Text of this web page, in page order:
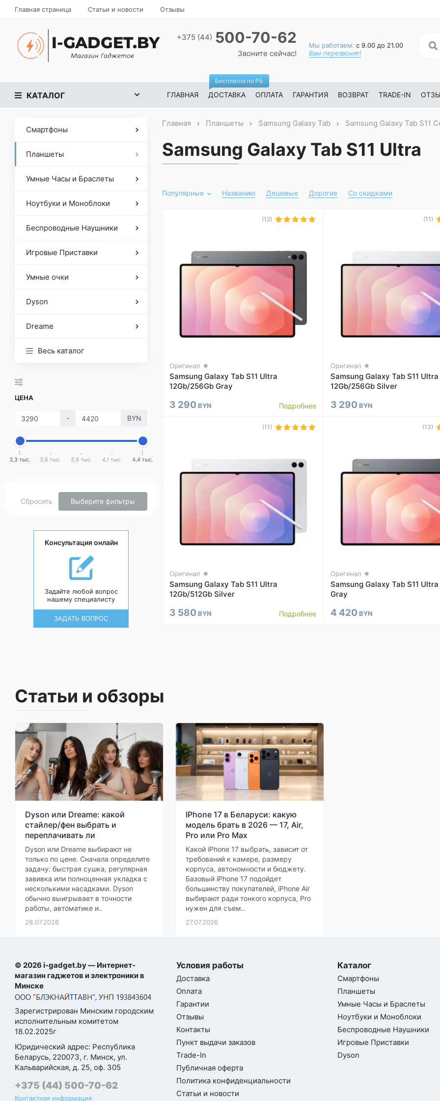
Главная страница Статьи и новости Отзывы
+375 (44) 500-70-62
Звоните сейчас!
Мы работаем: с 9.00 до 21.00
Вам перезвонят!
КАТАЛОГ ГЛАВНАЯ ДОСТАВКА
Бесплатно по РБ
ОПЛАТА ГАРАНТИЯ ВОЗВРАТ TRADE-IN
Смартфоны
Планшеты
Умные Часы и Браслеты
Ноутбуки и Моноблоки
Беспроводные Наушники
Игровые Приставки
Умные очки
Dyson
Dreame
Весь каталог
ЦЕНА
- BYN
3,3 тыс. 3,6 тыс. 3,9 тыс. 4,1 тыс. 4,4 тыс.
Сбросить Выберите фильтры
Консультация онлайн
Задайте любой вопрос
нашему специалисту
ЗАДАТЬ ВОПРОС
Главная Планшеты Samsung Galaxy Tab Samsung Galaxy Tab S11
Samsung Galaxy Tab S11 Ultra
Популярные Названию Дешевые Дорогие Со скидками
(12)
Оригинал ★
Samsung Galaxy Tab S11 Ultra
12Gb/256Gb Gray
3 290 BYN Подробнее
(11)
Оригинал ★
Samsung Galaxy Tab S11 Ultra
12Gb/256Gb Silver
3 290 BYN
(11)
Оригинал ★
Samsung Galaxy Tab S11 Ultra
12Gb/512Gb Silver
3 580 BYN Подробнее
(13)
Оригинал ★
Samsung Galaxy Tab S11
Gray
4 420 BYN
Статьи и обзоры
Dyson или Dreame: какой
стайлер/фен выбрать и
переплачивать ли
Dyson или Dreame выбирают не
только по цене. Сначала определите
задачу: быстрая сушка, регулярная
завивка или полноценная укладка с
несколькими насадками. Dyson
обычно выигрывает в точности
работы, автоматике и..
28.07.2026
IPhone 17 в Беларуси: какую
модель брать в 2026 — 17, Air,
Pro или Pro Max
Какой iPhone 17 выбрать, зависит от
требований к камере, размеру
корпуса, автономности и бюджету.
Базовый iPhone 17 подойдет
большинству покупателей, iPhone Air
выбирают ради тонкого корпуса, Pro
нужен для съем..
27.07.2026
© 2026 i-gadget.by — Интернет-
магазин гаджетов и электроники в
Минске
Зарегистрирован Минским городским
исполнительным комитетом
18.02.2025г
Юридический адрес: Республика
Беларусь, 220073, г. Минск, ул.
Кальварийская, д. 25, оф. 305
+375 (44) 500-70-62
Контактная информация
Условия работы
Доставка
Оплата
Гарантии
Отзывы
Контакты
Пункт выдачи заказов
Trade-In
Публичная оферта
Политика конфиденциальности
Статьи и новости
Каталог
Смартфоны
Планшеты
Умные Часы и Браслеты
Ноутбуки и Моноблоки
Беспроводные Наушники
Игровые Приставки
Dyson